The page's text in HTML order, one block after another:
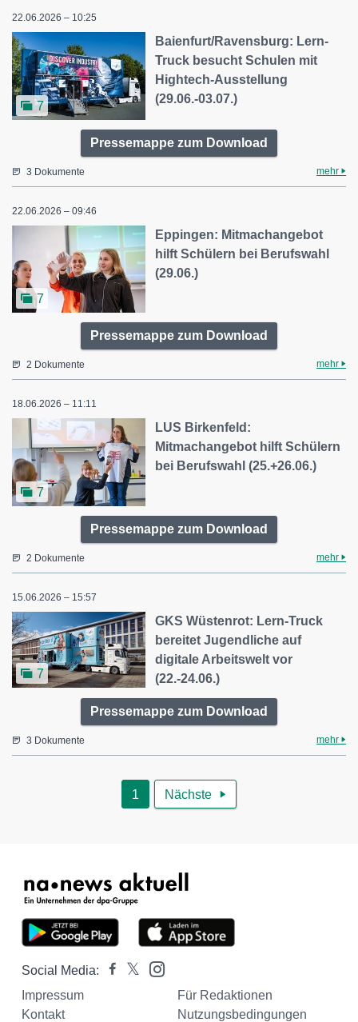
22.06.2026 – 10:25
7
Baienfurt/Ravensburg: Lern-
Truck besucht Schulen mit
Hightech-Ausstellung
(29.06.-03.07.)
Pressemappe zum Download
3 Dokumente mehr
22.06.2026 – 09:46
7
Eppingen: Mitmachangebot
hilft Schülern bei Berufswahl
(29.06.)
Pressemappe zum Download
2 Dokumente mehr
18.06.2026 – 11:11
7
LUS Birkenfeld:
Mitmachangebot hilft Schülern
bei Berufswahl (25.+26.06.)
Pressemappe zum Download
2 Dokumente mehr
15.06.2026 – 15:57
7
GKS Wüstenrot: Lern-Truck
bereitet Jugendliche auf
digitale Arbeitswelt vor
(22.-24.06.)
Pressemappe zum Download
3 Dokumente mehr
1 Nächste 
Social Media:
Impressum
Für Redaktionen
Kontakt
Nutzungsbedingungen